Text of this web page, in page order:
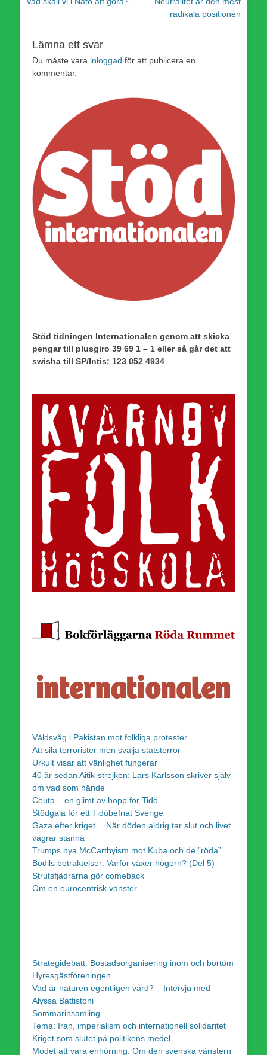
radikala positionen
Lämna ett svar
Du måste vara inloggad för att publicera en
kommentar.
Stöd tidningen Internationalen genom att skicka
pengar till plusgiro 39 69 1 – 1 eller så går det att
swisha till SP/Intis: 123 052 4934
Våldsvåg i Pakistan mot folkliga protester
Att sila terrorister men svälja statsterror
Urkult visar att vänlighet fungerar
40 år sedan Aitik-strejken: Lars Karlsson skriver själv
om vad som hände
Ceuta – en glimt av hopp för Tidö
Stödgala för ett Tidöbefriat Sverige
Gaza efter kriget… När döden aldrig tar slut och livet
vägrar stanna
Trumps nya McCarthyism mot Kuba och de ”röda”
Bodils betraktelser: Varför växer högern? (Del 5)
Strutsfjädrarna gör comeback
Om en eurocentrisk vänster
Strategidebatt: Bostadsorganisering inom och bortom
Hyresgästföreningen
Vad är naturen egentligen värd? – Intervju med
Alyssa Battistoni
Sommarinsamling
Tema: Iran, imperialism och internationell solidaritet
Kriget som slutet på politikens medel
Modet att vara enhörning: Om den svenska vänstern